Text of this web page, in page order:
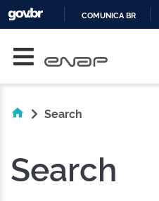
COMUNICA BR
Search
Search